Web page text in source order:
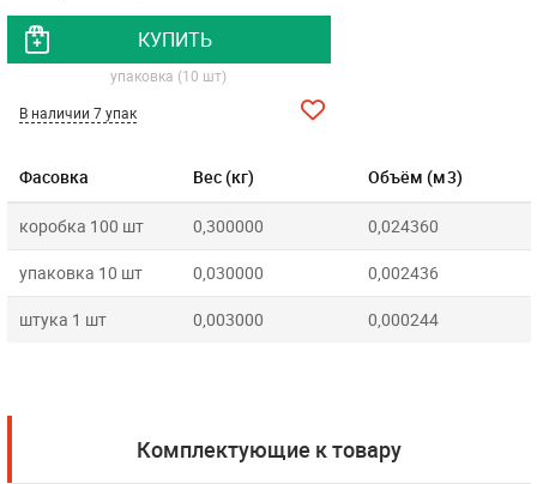
Фасовка Вес (кг) Объём (м3)
коробка 100 шт 0,300000 0,024360
упаковка 10 шт 0,030000 0,002436
штука 1 шт 0,003000 0,000244
КУПИТЬ
упаковка (10 шт)
В наличии 7 упак
Комплектующие к товару